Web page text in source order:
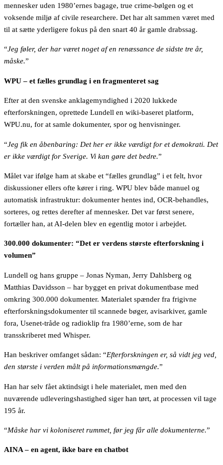
mennesker uden 1980’ernes bagage, true crime-bølgen og et
voksende miljø af civile researchere. Det har alt sammen været med
til at sætte yderligere fokus på den snart 40 år gamle drabssag.
“Jeg føler, der har været noget af en renæssance de sidste tre år,
måske.”
WPU – et fælles grundlag i en fragmenteret sag
Efter at den svenske anklagemyndighed i 2020 lukkede
efterforskningen, oprettede Lundell en wiki-baseret platform,
WPU.nu, for at samle dokumenter, spor og henvisninger.
“Jeg fik en åbenbaring: Det her er ikke værdigt for et demokrati. Det
er ikke værdigt for Sverige. Vi kan gøre det bedre.”
Målet var ifølge ham at skabe et “fælles grundlag” i et felt, hvor
diskussioner ellers ofte kører i ring. WPU blev både manuel og
automatisk infrastruktur: dokumenter hentes ind, OCR-behandles,
sorteres, og rettes derefter af mennesker. Det var først senere,
fortæller han, at AI-delen blev en egentlig motor i arbejdet.
300.000 dokumenter: “Det er verdens største efterforskning i
volumen”
Lundell og hans gruppe – Jonas Nyman, Jerry Dahlsberg og
Matthias Davidsson – har bygget en privat dokumentbase med
omkring 300.000 dokumenter. Materialet spænder fra frigivne
efterforskningsdokumenter til scannede bøger, avisarkiver, gamle
fora, Usenet-tråde og radioklip fra 1980’erne, som de har
transskriberet med Whisper.
Han beskriver omfanget sådan: “Efterforskningen er, så vidt jeg ved,
den største i verden målt på informationsmængde.”
Han har selv fået aktindsigt i hele materialet, men med den
nuværende udleveringshastighed siger han tørt, at processen vil tage
195 år.
“Måske har vi koloniseret rummet, før jeg får alle dokumenterne.”
AINA – en agent, ikke bare en chatbot